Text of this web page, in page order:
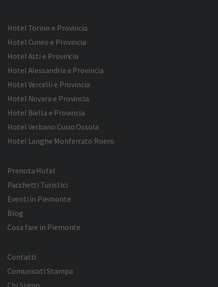
Hotel Torino e Provincia
Hotel Cuneo e Provincia
Hotel Asti e Provincia
Hotel Alessandria e Provincia
Hotel Vercelli e Provincia
Hotel Novara e Provincia
Hotel Biella e Provincia
Hotel Verbano Cusio Ossola
Hotel Langhe Monferrato Roero
Prenota Hotel
Pacchetti Turistici
Eventi in Piemonte
Blog
Cosa fare in Piemonte
Contatti
Comunicati Stampa